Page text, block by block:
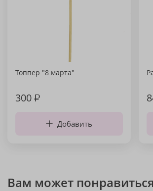
Топпер "8 марта"
300₽
Добавить
Вам может понравиться